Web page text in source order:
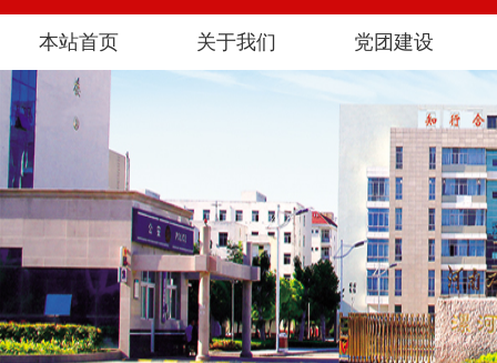
本站首页 关于我们 党团建设